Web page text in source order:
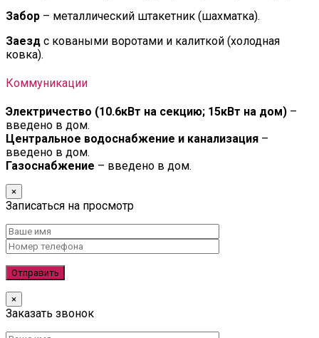
Забор – металлический штакетник (шахматка).
Заезд с коваными воротами и калиткой (холодная
ковка).
Коммуникации
Электричество (10.6кВт на секцию; 15кВт на дом) –
введено в дом.
Центральное водоснабжение и канализация –
введено в дом.
Газоснабжение – введено в дом.
×
Записаться на просмотр
×
Заказать звонок